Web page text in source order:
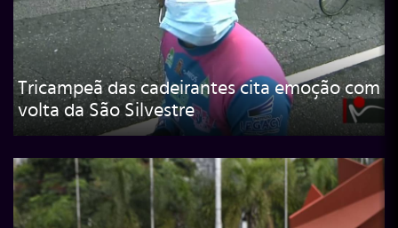
Tricampeã das cadeirantes cita emoção com
volta da São Silvestre